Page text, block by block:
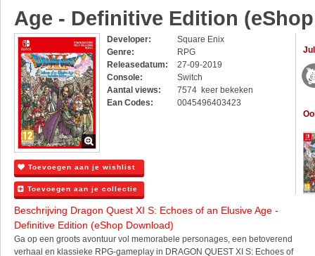
Age - Definitive Edition
Developer:
Square Enix
Genre:
RPG
Releasedatum:
27-09-2019
Console:
Switch
Aantal views:
7574 keer bekeken
Ean Codes:
0045496403423
Toevoegen aan je wishlist
Toevoegen aan je collectie
Beschrijving Dragon Quest XI S: Echoes of an Elusive Age -
Definitive Edition (eShop Download)
Ga op een groots avontuur vol memorabele personages, een betoverend
verhaal en klassieke RPG-gameplay in DRAGON QUEST XI S: Echoes of